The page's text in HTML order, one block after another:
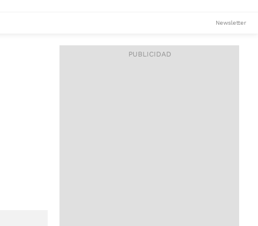
ACCESO FULL - $1.800/MES
Newsletter